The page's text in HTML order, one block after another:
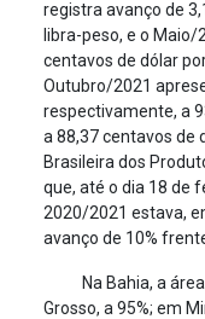
registra avanço de
libra-peso, e o Maio/
centavos de dólar
Outubro/2021
respectivamente, a
a 88,37 centavos de
Brasileira dos
que, até o dia 18 de
2020/2021 estava,
avanço de 10%
Na Bahia, a
Grosso, a 95%; em